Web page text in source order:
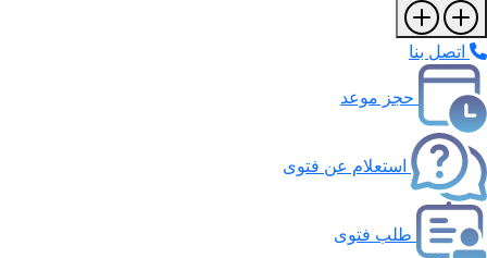
اتصل بنا
حجز موعد
استعلام عن فتوى
طلب فتوى